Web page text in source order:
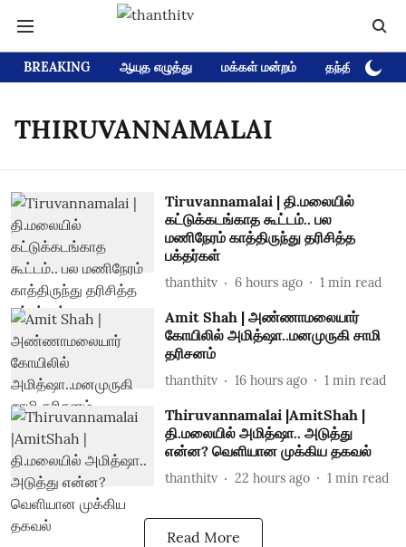
BREAKING ஆயுத எழுத்து மக்கள் மன்றம் தந்தி டிவி
THIRUVANNAMALAI
Tiruvannamalai | தி.மலையில்
கட்டுக்கடங்காத கூட்டம்.. பல
மணிநேரம் காத்திருந்து தரிசித்த
பக்தர்கள்
thanthitv 6 hours ago 1 min read
Amit Shah | அண்ணாமலையார்
கோயிலில் அமித்ஷா..மனமுருகி சாமி
தரிசனம்
thanthitv 16 hours ago 1 min read
Thiruvannamalai |AmitShah |
தி.மலையில் அமித்ஷா.. அடுத்து
என்ன? வெளியான முக்கிய தகவல்
thanthitv 22 hours ago 1 min read
Read More